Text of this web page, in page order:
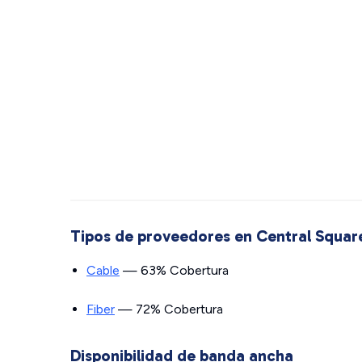
Tipos de proveedores en Central
Cable — 63% Cobertura
Fiber — 72% Cobertura
Disponibilidad de banda ancha